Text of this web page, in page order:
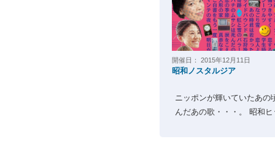
開催日： 2015年12月11日
昭和ノスタルジア
ニッポンが輝いていたあの
んだあの歌・・・。 昭和